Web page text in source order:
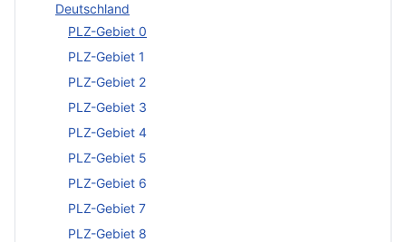
Deutschland
PLZ-Gebiet 0
PLZ-Gebiet 1
PLZ-Gebiet 2
PLZ-Gebiet 3
PLZ-Gebiet 4
PLZ-Gebiet 5
PLZ-Gebiet 6
PLZ-Gebiet 7
PLZ-Gebiet 8